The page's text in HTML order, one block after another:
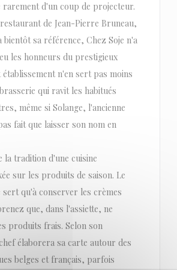
rarement d'un coup de projecteur.
de Jean-Pierre Bruneau,
sa référence, Chez Soje n'a
les honneurs du prestigieux
établissement n'en sert pas moins
qui ravit les habitués
même si Solange, l'ancienne
fait que laisser son nom en
la tradition d'une cuisine
sur les produits de saison. Le
sert qu'à conserver les crèmes
que, dans l'assiette, ne
produits frais. Selon son
élaborera sa carte autour des
belges et français, parfois